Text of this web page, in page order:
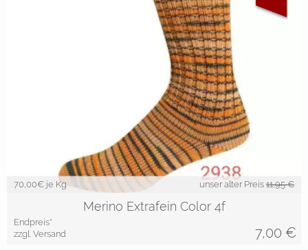
70,00€ je Kg unser alter Preis 11,95 €
Merino Extrafein Color 4f
Endpreis*
zzgl. Versand
7,00 €